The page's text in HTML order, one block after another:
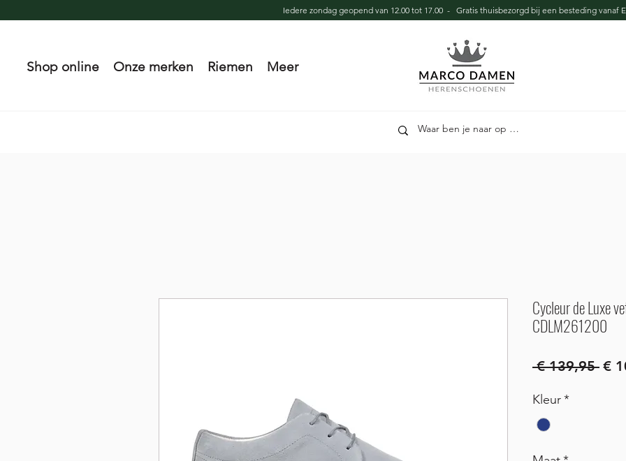
Iedere zondag geopend van 12.00 tot 17.00 - Gratis thuisbezorgd bij een besteding vanaf
Shop online Onze merken Riemen Meer
Cycleur de Luxe
CDLM261200
€ 139,95 €
Kleur*